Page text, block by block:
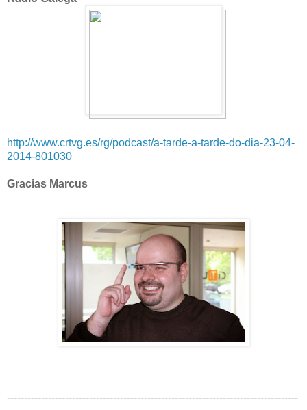
http://www.crtvg.es/rg/podcast/a-tarde-a-tarde-do-dia-23-04-
2014-801030
Gracias Marcus
-------------------------------------------------------------------------------------